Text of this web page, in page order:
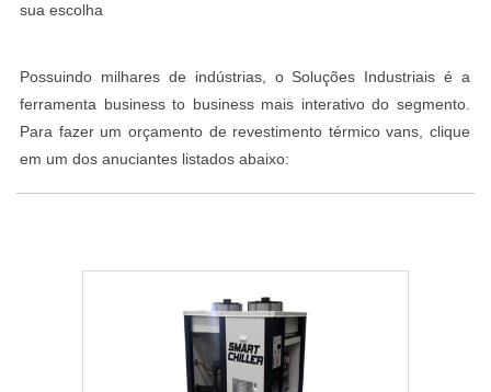
sua escolha
Possuindo milhares de indústrias, o Soluções Industriais é a
ferramenta business to business mais interativo do segmento.
Para fazer um orçamento de revestimento térmico vans, clique
em um dos anuciantes listados abaixo: